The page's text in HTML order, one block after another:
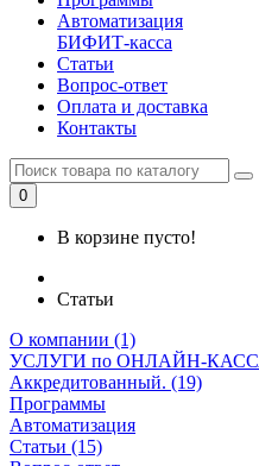
Автоматизация
БИФИТ-касса
Статьи
Вопрос-ответ
Оплата и доставка
Контакты
0
В корзине пусто!
Статьи
О компании (1)
УСЛУГИ по ОНЛАЙН-
Аккредитованный. (19)
Программы
Автоматизация
Статьи (15)